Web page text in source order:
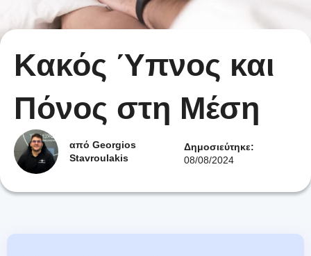
Κακός Ύπνος και
Πόνος στη Μέση
από Georgios
Stavroulakis
Δημοσιεύτηκε:
08/08/2024
Mark links